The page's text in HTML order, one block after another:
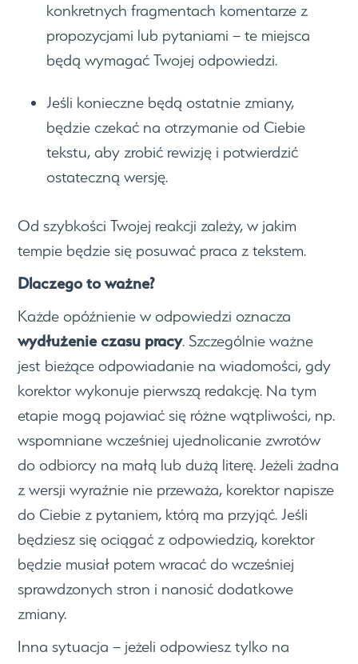
konkretnych fragmentach komentarze z
propozycjami lub pytaniami – te miejsca
będą wymagać Twojej odpowiedzi.
Jeśli konieczne będą ostatnie zmiany,
będzie czekać na otrzymanie od Ciebie
tekstu, aby zrobić rewizję i potwierdzić
ostateczną wersję.
Od szybkości Twojej reakcji zależy, w jakim
tempie będzie się posuwać praca z tekstem.
Dlaczego to ważne?
Każde opóźnienie w odpowiedzi oznacza
wydłużenie czasu pracy. Szczególnie ważne
jest bieżące odpowiadanie na wiadomości, gdy
korektor wykonuje pierwszą redakcję. Na tym
etapie mogą pojawiać się różne wątpliwości, np.
wspomniane wcześniej ujednolicanie zwrotów
do odbiorcy na małą lub dużą literę. Jeżeli żadna
z wersji wyraźnie nie przeważa, korektor napisze
do Ciebie z pytaniem, którą ma przyjąć. Jeśli
będziesz się ociągać z odpowiedzią, korektor
będzie musiał potem wracać do wcześniej
sprawdzonych stron i nanosić dodatkowe
zmiany.
Inna sytuacja – jeżeli odpowiesz tylko na